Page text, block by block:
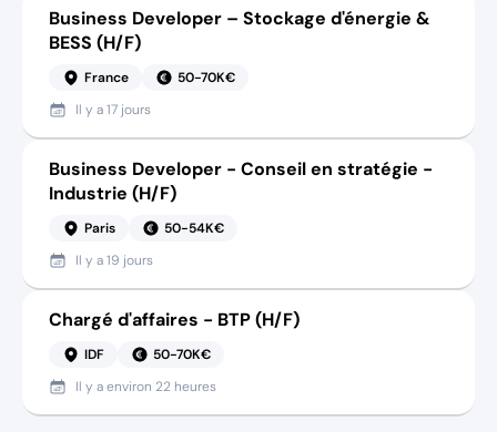
Business Developer – Stockage d'énergie &
BESS (H/F)
France
50-70K€
Il y a17 jours
Business Developer - Conseil en stratégie -
Industrie (H/F)
Paris
50-54K€
Il y a19 jours
Chargé d'affaires - BTP (H/F)
IDF
50-70K€
Il y aenviron 22 heures